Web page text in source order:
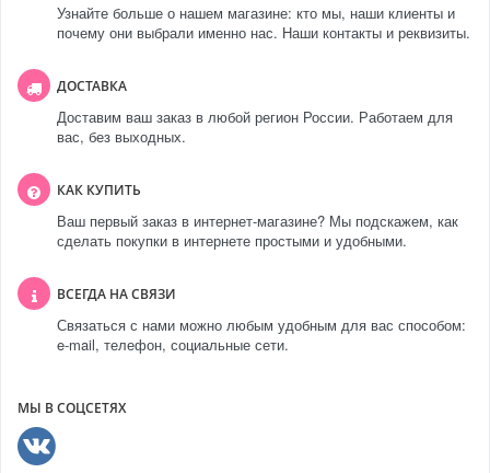
Узнайте больше о нашем магазине: кто мы, наши клиенты и
почему они выбрали именно нас. Наши контакты и реквизиты.
ДОСТАВКА
Доставим ваш заказ в любой регион России. Работаем для
вас, без выходных.
КАК КУПИТЬ
Ваш первый заказ в интернет-магазине? Мы подскажем, как
сделать покупки в интернете простыми и удобными.
ВСЕГДА НА СВЯЗИ
Связаться с нами можно любым удобным для вас способом:
e-mail, телефон, социальные сети.
МЫ В СОЦСЕТЯХ